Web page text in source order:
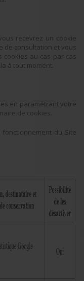
recevrez un cookie
de consultation et vous
cookies au cas par cas
à tout moment.
en paramétrant votre
de cookies.
du Site